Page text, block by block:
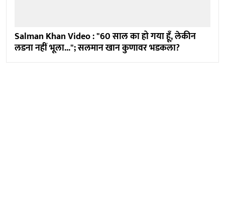
Salman Khan Video : "60 साल का हो गया हूँ, लेकीन
लडना नहीं भूला..."; सलमान खान कुणावर भडकला?